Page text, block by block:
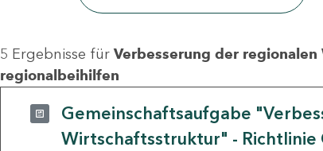
5 Ergebnisse für Verbesserung der
regionalbeihilfen
Gemeinschaftsaufgabe
Wirtschaftsstruktur" - Richtlinie